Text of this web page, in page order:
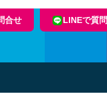
合せ LINEで質問